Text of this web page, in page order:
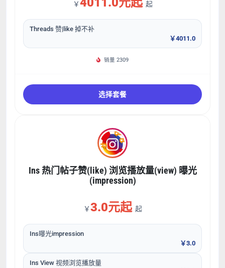
￥ 起
Threads 赞|like 掉不补
￥4011.0
销量 2309
选择套餐
Ins 热门帖子赞(like) 浏览播放量(view) 曝光
(impression)
￥3.0元起 起
Ins曝光impression
￥3.0
Ins View 视频浏览播放量